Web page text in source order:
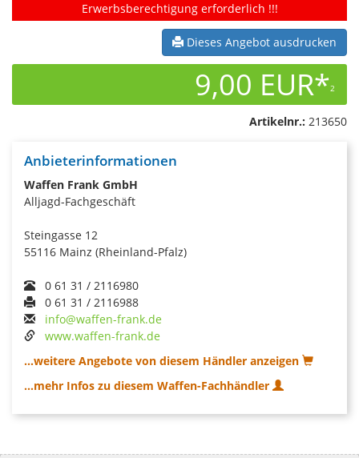
Erwerbsberechtigung erforderlich !!!
Dieses Angebot ausdrucken
9,00 EUR*2
Artikelnr.: 213650
Anbieterinformationen
Waffen Frank GmbH
Alljagd-Fachgeschäft
Steingasse 12
55116 Mainz (Rheinland-Pfalz)
0 61 31 / 2116980
0 61 31 / 2116988
info@waffen-frank.de
www.waffen-frank.de
...weitere Angebote von diesem Händler anzeigen
...mehr Infos zu diesem Waffen-Fachhändler